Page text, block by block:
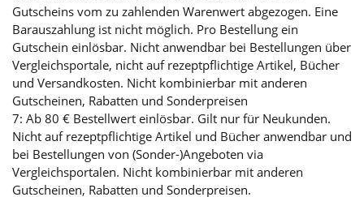
Gutscheins vom zu zahlenden Warenwert abgezogen. Eine
Barauszahlung ist nicht möglich. Pro Bestellung ein
Gutschein einlösbar. Nicht anwendbar bei Bestellungen über
Vergleichsportale, nicht auf rezeptpflichtige Artikel, Bücher
und Versandkosten. Nicht kombinierbar mit anderen
Gutscheinen, Rabatten und Sonderpreisen
7: Ab 80 € Bestellwert einlösbar. Gilt nur für Neukunden.
Nicht auf rezeptpflichtige Artikel und Bücher anwendbar und
bei Bestellungen von (Sonder-)Angeboten via
Vergleichsportalen. Nicht kombinierbar mit anderen
Gutscheinen, Rabatten und Sonderpreisen.